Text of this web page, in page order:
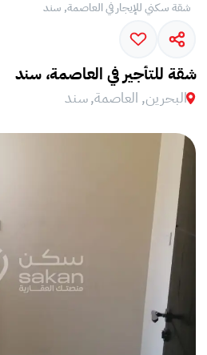
بالعمولة
شقة سكني للإيجار في العاصمة, سند
شقة للتأجير في العاصمة، سند
البحرين, العاصمة, سند